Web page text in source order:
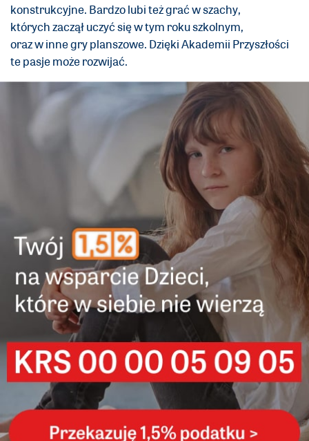
konstrukcyjne. Bardzo lubi też grać w szachy,
których zaczął uczyć się w tym roku szkolnym,
oraz w inne gry planszowe. Dzięki Akademii Przyszłości
te pasje może rozwijać.